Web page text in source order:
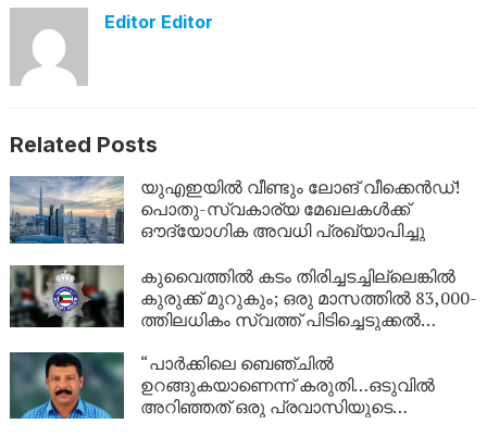
Editor Editor
Related Posts
യുഎഇയിൽ വീണ്ടും ലോങ് വീക്കെൻഡ്!
പൊതു-സ്വകാര്യ മേഖലകൾക്ക്
ഔദ്യോഗിക അവധി പ്രഖ്യാപിച്ചു
കുവൈത്തിൽ കടം തിരിച്ചടച്ചില്ലെങ്കിൽ
കുരുക്ക് മുറുകും; ഒരു മാസത്തിൽ 83,000-
ത്തിലധികം സ്വത്ത് പിടിച്ചെടുക്കൽ
“പാർക്കിലെ ബെഞ്ചിൽ
ഉറങ്ങുകയാണെന്ന് കരുതി…ഒടുവിൽ
അറിഞ്ഞത് ഒരു പ്രവാസിയുടെ